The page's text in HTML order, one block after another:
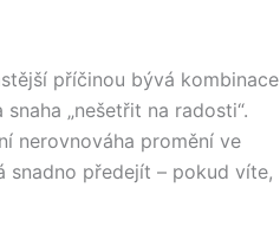
příčinou bývá kombinace
„nešetřit na radosti“.
nerovnováha promění ve
snadno předejít – pokud víte,